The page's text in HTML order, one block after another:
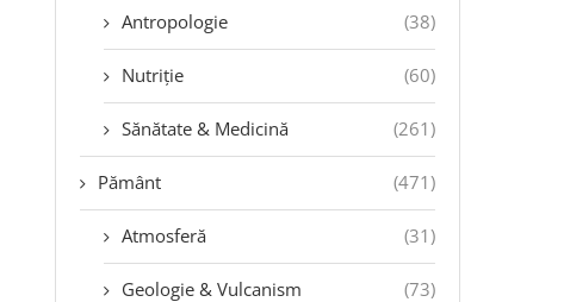
Antropologie (38)
Nutriție (60)
Sănătate & Medicină (261)
Pământ (471)
Atmosferă (31)
Geologie & Vulcanism (73)